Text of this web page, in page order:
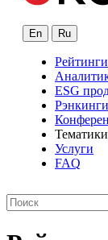
En Ru
Рейтинги
ESG
Рэнкинги
Тематики
Услуги
FAQ